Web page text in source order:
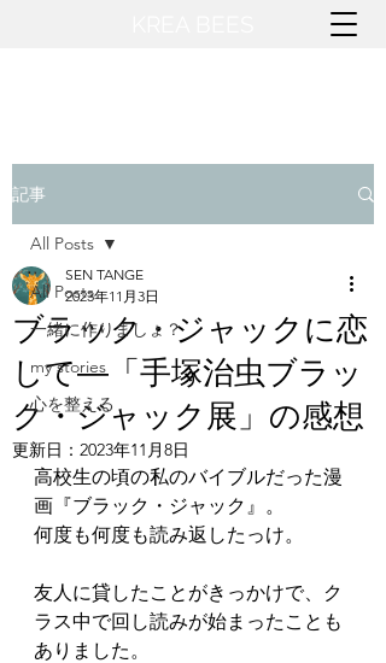
記事
All Posts
一緒に作りましょ？
my stories
心を整える
All Posts
ブラック・ジャックに恋
して―「手塚治虫ブラッ
ク・ジャック展」の感想
SEN TANGE
2023年11月3日
更新日： 2023年11月8日
高校生の頃の私のバイブルだった漫
画『ブラック・ジャック』。
何度も何度も読み返したっけ。
友人に貸したことがきっかけで、ク
ラス中で回し読みが始まったことも
ありました。